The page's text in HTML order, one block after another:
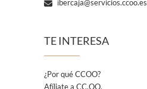
ibercaja@servicios.ccoo.es
TE INTERESA
¿Por qué CCOO?
Afíliate a CC.OO.